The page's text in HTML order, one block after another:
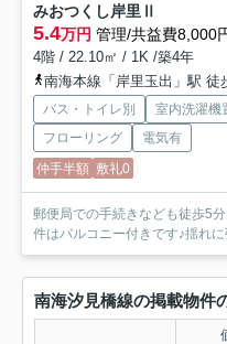
みおつくし岸里Ⅱ
5.4万円 管理/共益費8,000
4階 / 22.10㎡ / 1K /築4年
南海本線「岸里玉出」駅 徒
バス・トイレ別 室内洗濯機
フローリング
電気有
仲手半額 敷礼0
郵便局での手続きなども徒歩5
件はバルコニー付きです♪揺れ
南海汐見橋線の掲載物件